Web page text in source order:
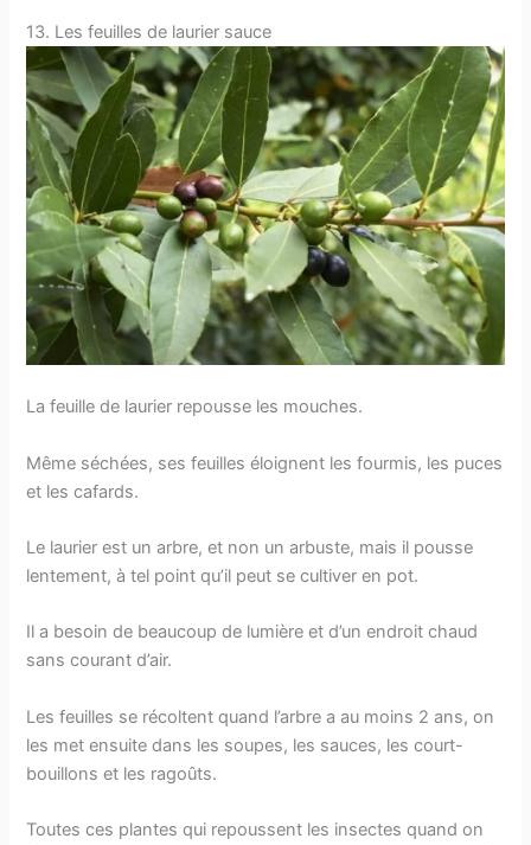
13. Les feuilles de laurier sauce
La feuille de laurier repousse les mouches.
Même séchées, ses feuilles éloignent les fourmis, les puces
et les cafards.
Le laurier est un arbre, et non un arbuste, mais il pousse
lentement, à tel point qu’il peut se cultiver en pot.
Il a besoin de beaucoup de lumière et d’un endroit chaud
sans courant d’air.
Les feuilles se récoltent quand l’arbre a au moins 2 ans, on
les met ensuite dans les soupes, les sauces, les court-
bouillons et les ragoûts.
Toutes ces plantes qui repoussent les insectes quand on